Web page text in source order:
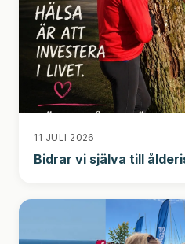
11 JULI 2026
Bidrar vi själva till